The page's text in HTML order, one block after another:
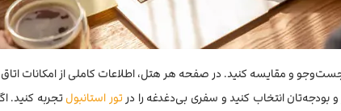
و مقایسه کنید. در صفحه هر هتل، اطلاعات کاملی از امکانات
بودجه‌تان انتخاب کنید و سفری بی‌دغدغه را در تور استانبول تجربه کنید.